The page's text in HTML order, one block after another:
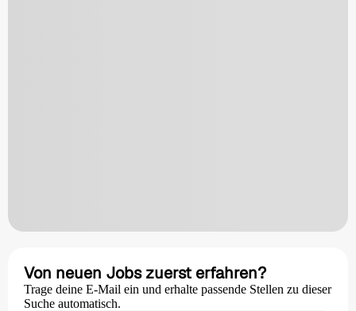
Von neuen Jobs zuerst erfahren?
Trage deine E-Mail ein und erhalte passende Stellen zu dieser
Suche automatisch.